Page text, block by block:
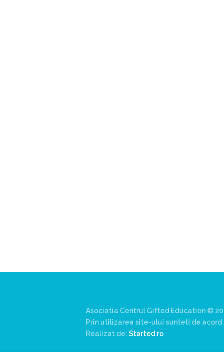
Asociatia Centrul Gifted Education ©
Prin utilizarea site-ului sunteti de acord
Realizat de: Started.ro